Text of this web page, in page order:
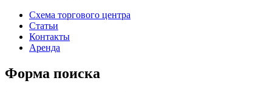
Схема торгового центра
Статьи
Контакты
Аренда
Форма поиска